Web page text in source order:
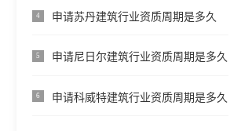
4 申请苏丹建筑行业资质周期是多久
5 申请尼日尔建筑行业资质周期是多久
6 申请科威特建筑行业资质周期是多久